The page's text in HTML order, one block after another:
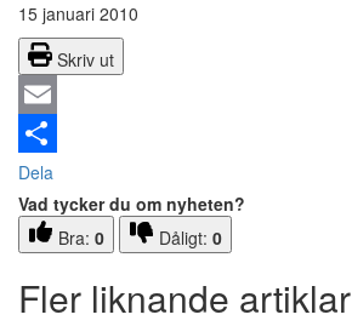
15 januari 2010
Skriv ut
Email
Dela
Vad tycker du om nyheten?
Bra: 0 Dåligt: 0
Fler liknande artiklar